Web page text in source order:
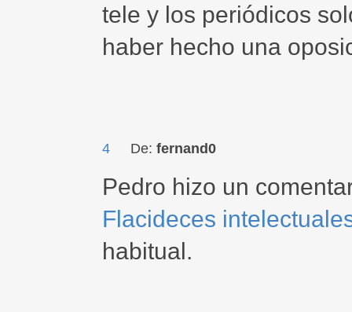
tele y los periódicos
haber hecho una
4 De: fernand0
Pedro hizo un
Flacideces
habitual.